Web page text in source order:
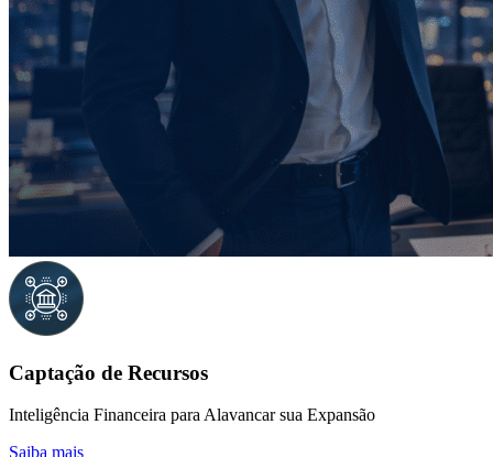
Captação de Recursos
Inteligência Financeira para Alavancar sua Expansão
Saiba mais